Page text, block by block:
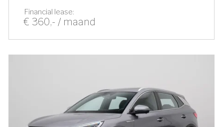
Financial lease:
€ 360,- / maand